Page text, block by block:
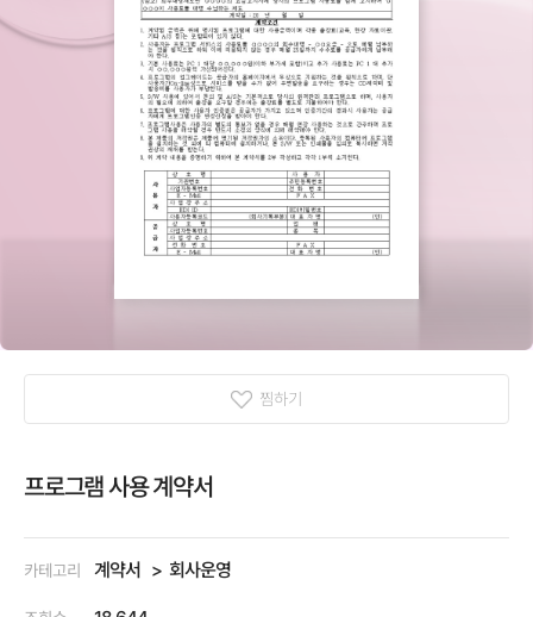
찜하기
프로그램 사용 계약서
카테고리 계약서 회사운영